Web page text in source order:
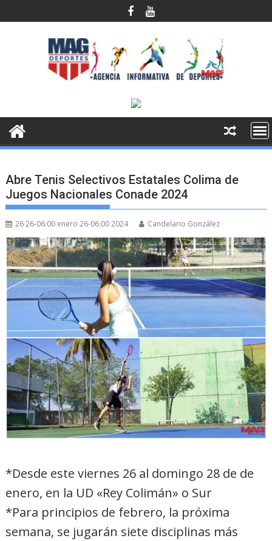
al
Abre Tenis Selectivos Estatales Colima de
Juegos Nacionales Conade 2024
26 26-06:00 enero 26-06:00 2024 Candelario González
*Desde este viernes 26 al domingo 28 de de
enero, en la UD «Rey Colimán» o Sur
*Para principios de febrero, la próxima
semana, se jugarán siete disciplinas más